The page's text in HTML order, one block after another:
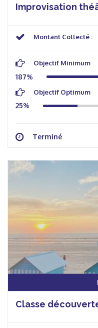
Improvisation
Montant Collecté :
Objectif Minimum
187%
Objectif Optimum
25%
Terminé
Classe